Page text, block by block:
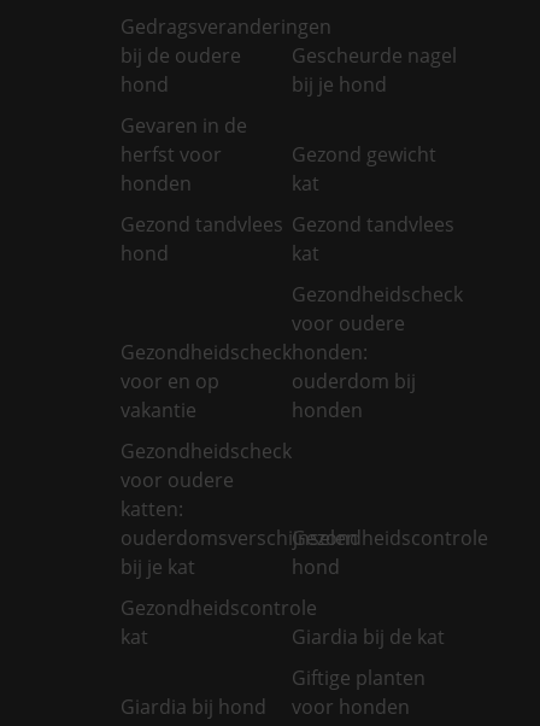
Gedragsveranderingen
bij de oudere
hond
Gescheurde nagel
bij je hond
Gevaren in de
herfst voor
honden
Gezond gewicht
kat
Gezond tandvlees
hond
Gezond tandvlees
kat
Gezondheidscheck
voor en op
vakantie
Gezondheidscheck
voor oudere
honden:
ouderdom bij
honden
Gezondheidscheck
voor oudere
katten:
ouderdomsverschijnselen
bij je kat
Gezondheidscontrole
hond
Gezondheidscontrole
kat
Giardia bij de kat
Giardia bij hond
Giftige planten
voor honden